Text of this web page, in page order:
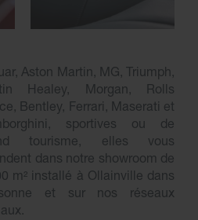
Aston Martin, MG, Triumph,
Healey, Morgan, Rolls
Bentley, Ferrari, Maserati et
sportives ou de
tourisme, elles vous
dans notre showroom de
m² installé à Ollainville dans
et sur nos réseaux